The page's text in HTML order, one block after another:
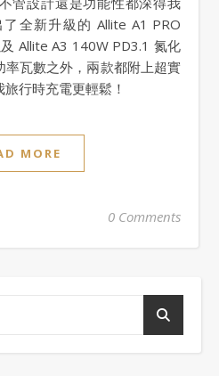
全新升級的 Allite A1 PRO
Allite A3 140W PD3.1 氮化
瓦數之外，兩款都附上超實
行時充電更輕鬆！
MORE
0 Comments